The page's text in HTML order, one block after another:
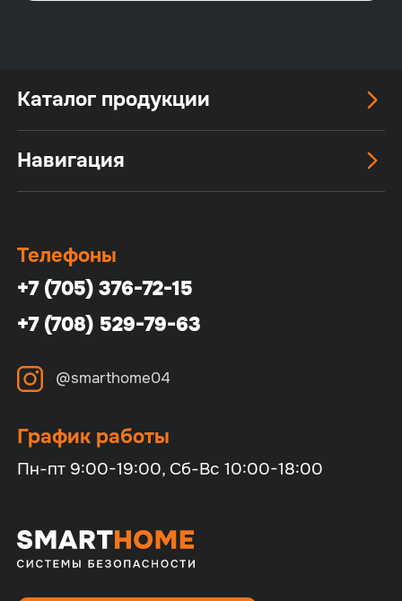
Каталог продукции
Навигация
Телефоны
+7 (705) 376-72-15
+7 (708) 529-79-63
@smarthome04
График работы
Пн-пт 9:00-19:00, Сб-Вс 10:00-18:00